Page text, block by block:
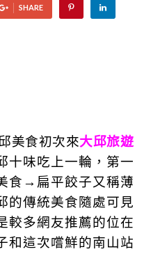
SHARE
美食初次來大邱旅遊
十味吃上一輪，第一
食→ 扁平餃子又稱薄
的傳統美食隨處可見
較多網友推薦的位在
和這次嚐鮮的南山站